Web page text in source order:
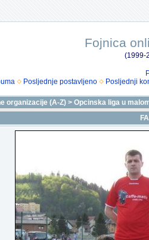
Fojnica
(1999-
Posljednje postavljeno Posljednji
organizacije (A-Z) > Opcinska liga u